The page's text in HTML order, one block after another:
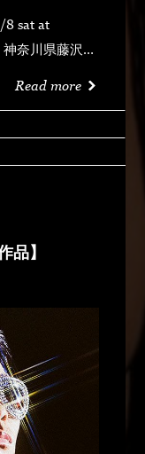
MAGOODZ
Read more
品】